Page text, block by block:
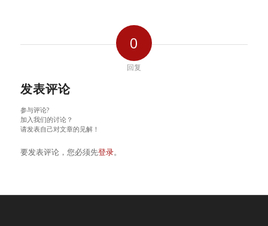
0
回复
发表评论
参与评论?
加入我们的讨论？
请发表自己对文章的见解！
要发表评论，您必须先登录。